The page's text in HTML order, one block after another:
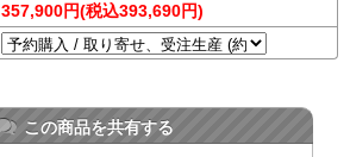
357,900円(税込393,690円)
この商品を共有する